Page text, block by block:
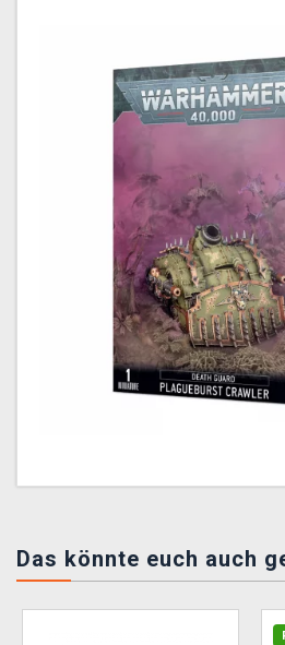
Das könnte euch auch